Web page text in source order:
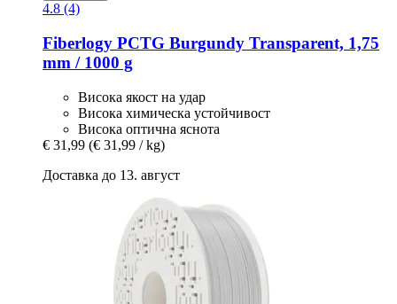
4.8 (4)
Fiberlogy PCTG Burgundy Transparent, 1,75
mm / 1000 g
Висока якост на удар
Висока химическа устойчивост
Висока оптична яснота
€ 31,99 (€ 31,99 / kg)
Доставка до 13. август